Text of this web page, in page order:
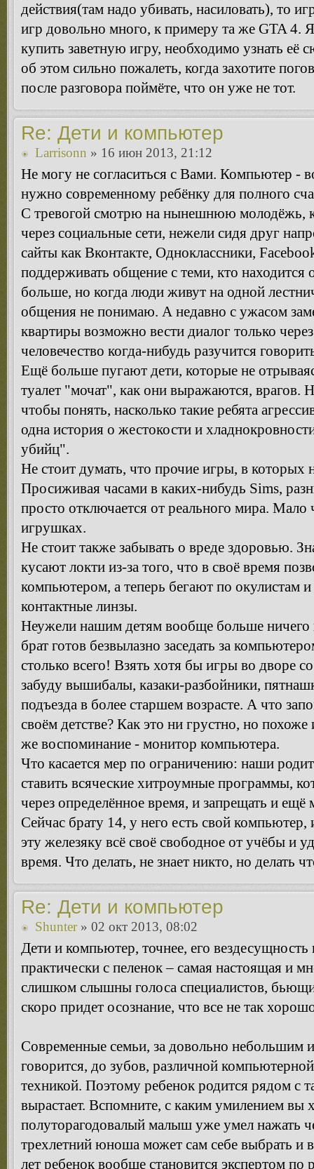
действия(там надо убивать, насиловать), то
игр довольно много, к примеру та же GTA 4.
купить заветную игру, необходимо узнать её
об этом сильно пожалеть, когда захотите
после разговора поймёте, что он уже не тот.
Re: Дети и компьютер
Larrisonn » 16 июн 2013, 21:12
Не могу не согласиться с Вами. Компьютер -
нужно современному ребёнку для полного
С тревогой смотрю на нынешнюю молодёжь,
через социальные сети, нежели сидя друг
сайты как Вконтакте, Одноклассники,
поддерживать общение с теми, кто находится
больше, но когда люди живут на одной
общения не понимаю. А недавно с ужасом
квартиры возможно вести диалог только
человечество когда-нибудь разучится
Ещё больше пугают дети, которые не
туалет "мочат", как они выражаются, врагов.
чтобы понять, насколько такие ребята
одна история о жестокости и
убийц".
Не стоит думать, что прочие игры, в которых
Просиживая часами в каких-нибудь Sims,
просто отключается от реального мира. Мало
игрушках.
Не стоит также забывать о вреде здоровью.
кусают локти из-за того, что в своё время
компьютером, а теперь бегают по окулистам
контактные линзы.
Неужели нашим детям вообще больше
брат готов безвылазно заседать за
столько всего! Взять хотя бы игры во дворе
забуду вышибалы, казаки-разбойники,
подъезда в более старшем возрасте. А что
своём детстве? Как это ни грустно, но
же воспоминание - монитор компьютера.
Что касается мер по ограничению: наши
ставить всяческие хитроумные программы,
через определённое время, и запрещать и ещё
Сейчас брату 14, у него есть свой
эту железяку всё своё свободное от учёбы и
время. Что делать, не знает никто, но делать
Re: Дети и компьютер
Shunter» 02 окт 2013, 08:02
Дети и компьютер, точнее, его
практически с пеленок – самая настоящая и
слишком слышны голоса специалистов,
скоро придет осознание, что все не так
Современные семьи, за довольно небольшим
говорится, до зубов, различной
техникой. Поэтому ребенок родится рядом с
вырастает. Вспомните, с каким умилением вы
полуторагодовалый малыш уже умел нажать
трехлетний юноша может сам себе выбрать и
лет ребенок вообще становится экспертом